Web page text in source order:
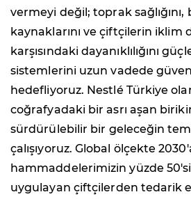
vermeyi değil; toprak sağlığını,
kaynaklarını ve çiftçilerin iklim
karşısındaki dayanıklılığını
sistemlerini uzun vadede
hedefliyoruz. Nestlé Türkiye
coğrafyadaki bir asrı aşan
sürdürülebilir bir geleceğin
çalışıyoruz. Global ölçekte
hammaddelerimizin yüzde
uygulayan çiftçilerden tedarik